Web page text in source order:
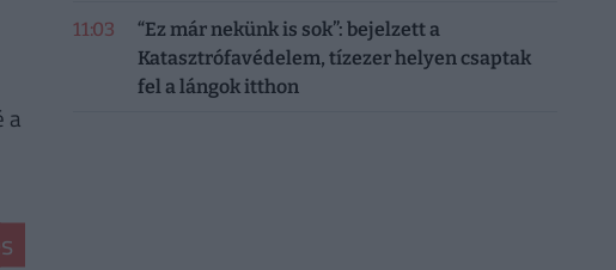
a
11:03
“Ez már nekünk is sok”: bejelzett a
Katasztrófavédelem, tízezer helyen csaptak
fel a lángok itthon